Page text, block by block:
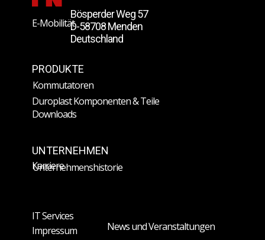
UNTERNEHMEN
PRODUKTE
Unternehmenshistorie
Bösperder Weg 57
D-58708 Menden
Deutschland
Kommutatoren
Karriere
Duroplast Komponenten & Teile
E-Mobilität
IT Services
News und Veranstaltungen
Impressum
Downloads